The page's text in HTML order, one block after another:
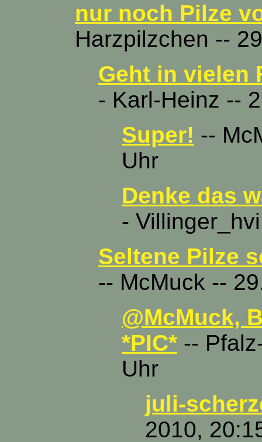
nur noch Pilze
Harzpilzchen --
Geht in vielen
- Karl-Heinz --
Super! --
Uhr
Denke das
-
Seltene Pilze
-- McMuck --
@McMuck,
*PIC* --
Uhr
juli-
2010,